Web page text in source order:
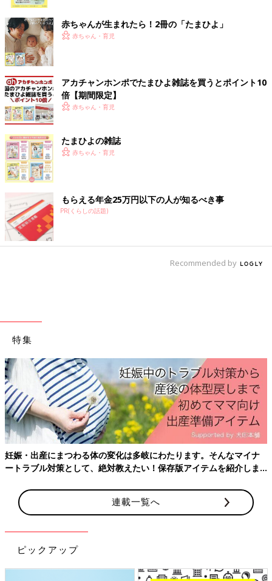
赤ちゃんが生まれたら！2冊の「たまひよ」
赤ちゃん・育児
アカチャンホンポでたまひよ雑誌を買うとポイント10
倍【期間限定】
赤ちゃん・育児
たまひよの雑誌
赤ちゃん・育児
もらえる年金25万円以下の人が知るべき事
PR(くらしの話題)
Recommended by
特集
妊娠・出産にまつわる体の変化は多岐にわたります。そんなマイナ
ートラブル対策として、絶対教えたい！保存版アイテムを紹介しま
連載一覧へ
ピックアップ